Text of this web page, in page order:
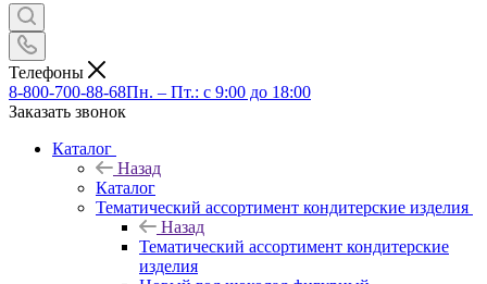
Телефоны
8-800-700-88-68Пн. – Пт.: с 9:00 до 18:00
Заказать звонок
Каталог
Назад
Каталог
Тематический ассортимент кондитерские изделия
Назад
Тематический ассортимент кондитерские
изделия